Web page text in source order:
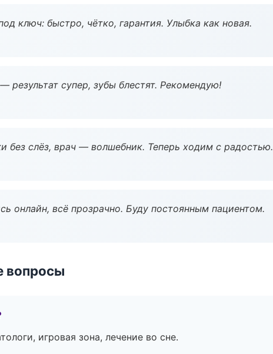
ключ: быстро, чётко, гарантия. Улыбка как новая.
результат супер, зубы блестят. Рекомендую!
без слёз, врач — волшебник. Теперь ходим с радостью.
онлайн, всё прозрачно. Буду постоянным пациентом.
вопросы
игровая зона, лечение во сне.